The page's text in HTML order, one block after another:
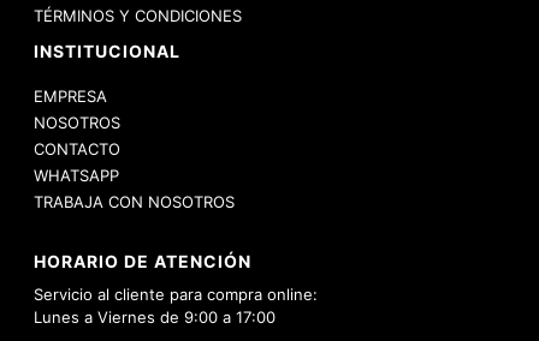
TÉRMINOS Y CONDICIONES
INSTITUCIONAL
EMPRESA
NOSOTROS
CONTACTO
WHATSAPP
TRABAJA CON NOSOTROS
HORARIO DE ATENCIÓN
Servicio al cliente para compra online:
Lunes a Viernes de 9:00 a 17:00